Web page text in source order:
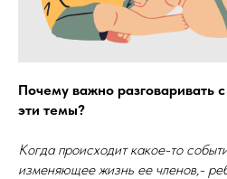
Почему важно разговаривать
эти темы?
Когда происходит какое-то
изменяющее жизнь ее членов,-